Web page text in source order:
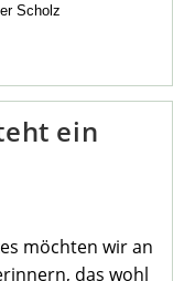
Scholz
ein
möchten wir an
das wohl